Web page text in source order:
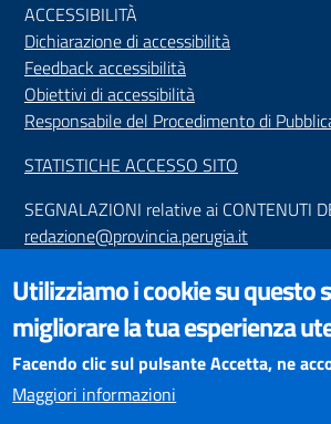
ACCESSIBILITÀ
Dichiarazione di accessibilità
Feedback accessibilità
Obiettivi di accessibilità
Responsabile del Procedimento di
STATISTICHE ACCESSO SITO
SEGNALAZIONI relative ai CONTENUTI
redazione@provincia.perugia.it
VISUALIZZAZIONE CONTENUTI
Il sito internet della Provincia di Perugia è
essere visualizzato dai principali browser
browser non aggiornati può creare
dei contenuti.
Utilizziamo i cookie su questo
migliorare la tua esperienza
Facendo clic sul pulsante Accetta, ne
Maggiori informazioni